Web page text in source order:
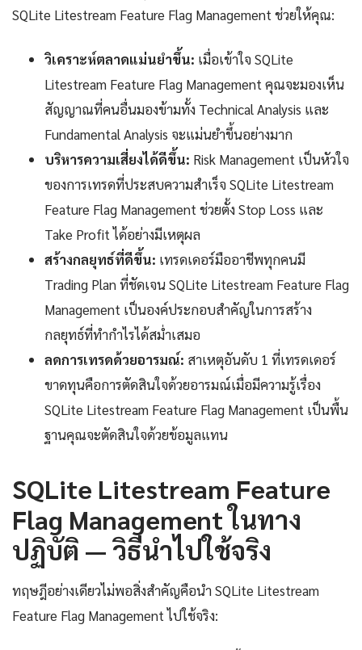
SQLite Litestream Feature Flag Management ช่วยให้คุณ:
วิเคราะห์ตลาดแม่นยำขึ้น: เมื่อเข้าใจ SQLite
Litestream Feature Flag Management คุณจะมองเห็น
สัญญาณที่คนอื่นมองข้ามทั้ง Technical Analysis และ
Fundamental Analysis จะแม่นยำขึ้นอย่างมาก
บริหารความเสี่ยงได้ดีขึ้น: Risk Management เป็นหัวใจ
ของการเทรดที่ประสบความสำเร็จ SQLite Litestream
Feature Flag Management ช่วยตั้ง Stop Loss และ
Take Profit ได้อย่างมีเหตุผล
สร้างกลยุทธ์ที่ดีขึ้น: เทรดเดอร์มืออาชีพทุกคนมี
Trading Plan ที่ชัดเจน SQLite Litestream Feature Flag
Management เป็นองค์ประกอบสำคัญในการสร้าง
กลยุทธ์ที่ทำกำไรได้สม่ำเสมอ
ลดการเทรดด้วยอารมณ์: สาเหตุอันดับ 1 ที่เทรดเดอร์
ขาดทุนคือการตัดสินใจด้วยอารมณ์เมื่อมีความรู้เรื่อง
SQLite Litestream Feature Flag Management เป็นพื้น
ฐานคุณจะตัดสินใจด้วยข้อมูลแทน
SQLite Litestream Feature
Flag Management ในทาง
ปฏิบัติ — วิธีนำไปใช้จริง
ทฤษฎีอย่างเดียวไม่พอสิ่งสำคัญคือนำ SQLite Litestream
Feature Flag Management ไปใช้จริง: